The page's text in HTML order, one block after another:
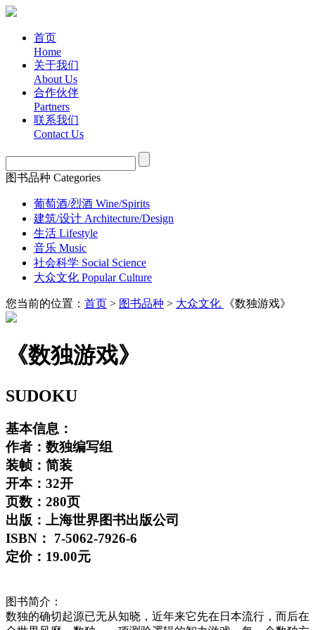
首页
Home
关于我们
About Us
合作伙伴
Partners
联系我们
Contact Us
图书品种 Categories
葡萄酒/烈酒 Wine/Spirits
建筑/设计 Architecture/Design
生活 Lifestyle
音乐 Music
社会科学 Social Science
大众文化 Popular Culture
您当前的位置： 首页 > 图书品种 > 大众文化 《数独游戏》
《数独游戏》
SUDOKU
基本信息：
作者：数独编写组
装帧：简装
开本：32开
页数：280页
出版：上海世界图书出版公司
ISBN： 7-5062-7926-6
定价：19.00元
图书简介：
数独的确切起源已无从知晓，近年来它先在日本流行，而后在